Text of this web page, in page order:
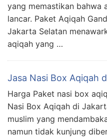
yang memastikan bahwa
lancar. Paket Aqiqah
Jakarta Selatan
aqiqah yang …
Jasa Nasi Box Aqiqah
Harga Paket nasi box
Nasi Box Aqiqah di
muslim yang
namun tidak kunjung